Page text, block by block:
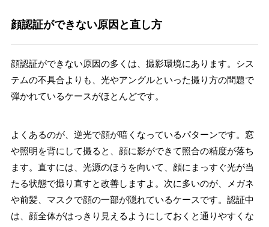
顔認証ができない原因と直し方
顔認証ができない原因の多くは、撮影環境にあります。シス
テムの不具合よりも、光やアングルといった撮り方の問題で
弾かれているケースがほとんどです。
よくあるのが、逆光で顔が暗くなっているパターンです。窓
や照明を背にして撮ると、顔に影ができて照合の精度が落ち
ます。直すには、光源のほうを向いて、顔にまっすぐ光が当
たる状態で撮り直すと改善しますよ。次に多いのが、メガネ
や前髪、マスクで顔の一部が隠れているケースです。認証中
は、顔全体がはっきり見えるようにしておくと通りやすくな